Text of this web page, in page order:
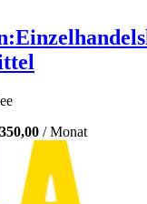
/ Monat